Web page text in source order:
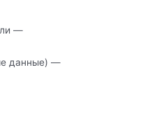
—
данные) —